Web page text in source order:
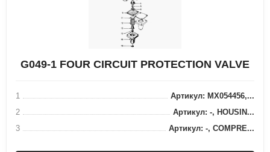
G049-1 FOUR CIRCUIT PROTECTION VALVE
1
Артикул: MX054456,...
2
Артикул: -, HOUSIN...
3
Артикул: -, COMPRE...